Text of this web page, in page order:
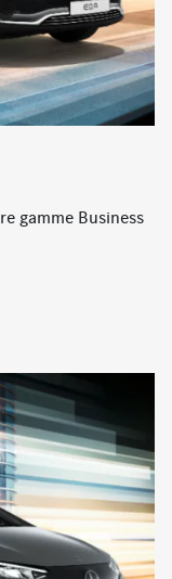
gamme Business